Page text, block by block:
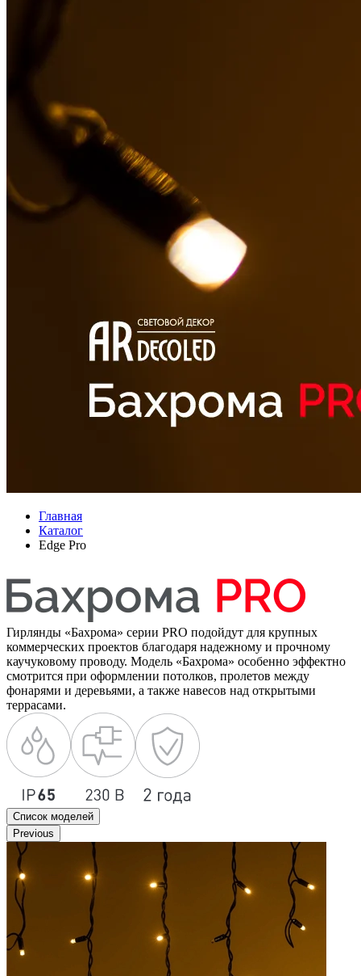
Главная
Каталог
Edge Pro
Гирлянды «Бахрома» серии PRO подойдут для крупных
коммерческих проектов благодаря надежному и прочному
каучуковому проводу. Модель «Бахрома» особенно эффектно
смотрится при оформлении потолков, пролетов между
фонарями и деревьями, а также навесов над открытыми
террасами.
Список моделей
Previous